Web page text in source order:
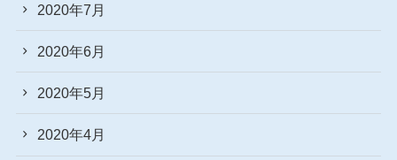
2020年7月
2020年6月
2020年5月
2020年4月